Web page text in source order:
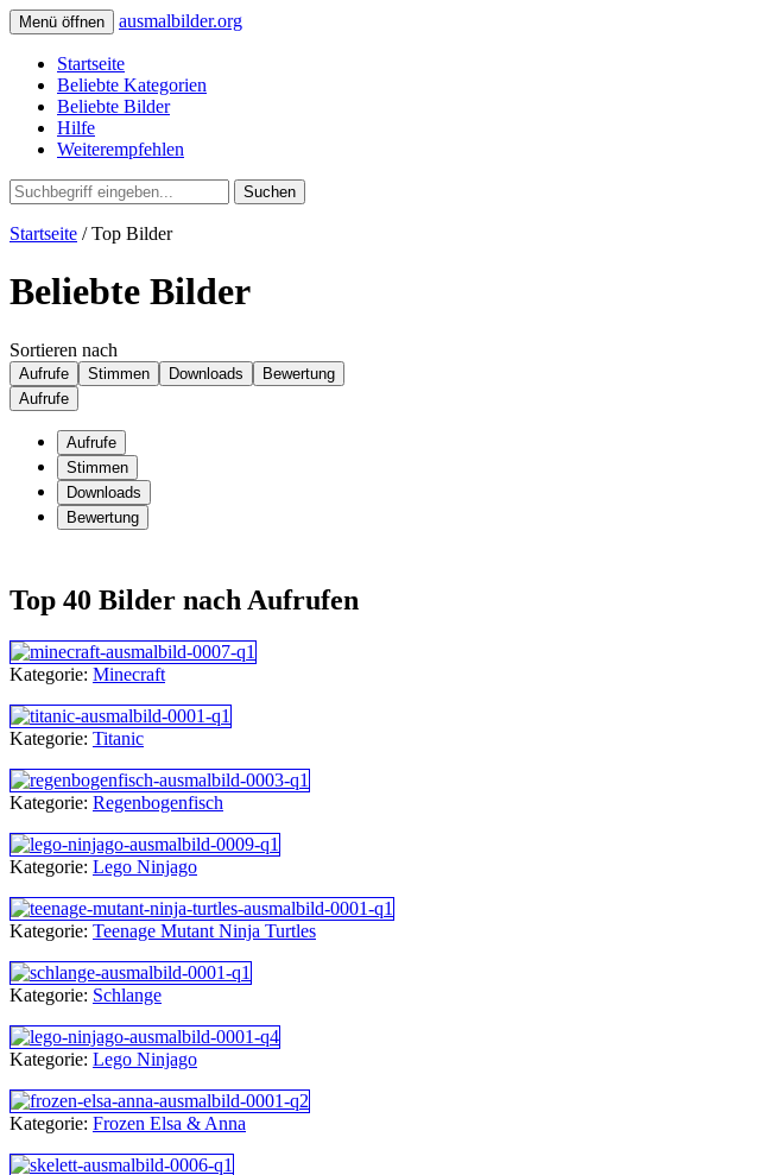
Menü öffnen ausmalbilder.org
Startseite
Beliebte Kategorien
Beliebte Bilder
Hilfe
Weiterempfehlen
Suchen
Startseite / Top Bilder
Beliebte Bilder
Sortieren nach
Aufrufe Stimmen Downloads
Bewertung
Aufrufe
Aufrufe
Stimmen
Downloads
Bewertung
Top 40 Bilder nach Aufrufen
Kategorie: Minecraft
Kategorie: Titanic
Kategorie: Regenbogenfisch
Kategorie: Lego Ninjago
Kategorie: Teenage Mutant Ninja Turtles
Kategorie: Schlange
Kategorie: Lego Ninjago
Kategorie: Frozen Elsa & Anna